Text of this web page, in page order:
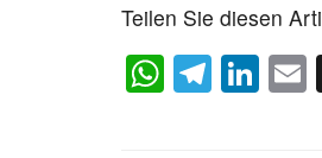
Teilen Sie diesen
W
h
T
el
Li
n